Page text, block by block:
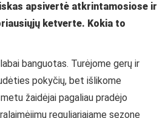
apsivertė atkrintamosiose ir
ketverte. Kokia to
banguotas. Turėjome gerų ir
pokyčių, bet išlikome
žaidėjai pagaliau pradėjo
reguliariajame sezone